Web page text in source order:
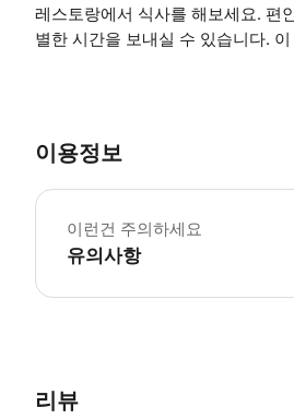
레스토랑에서 식사를 해보세요. 편
별한 시간을 보내실 수 있습니다.
이용정보
이런건 주의하세요
유의사항
리뷰